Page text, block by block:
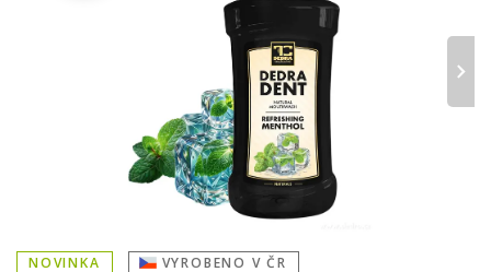
›
NOVINKA VYROBENO V ČR